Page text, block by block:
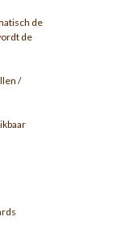
de
de
/